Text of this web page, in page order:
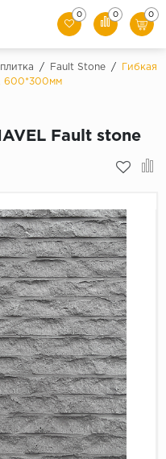
0 0 0
/ Fault Stone /
Гибкая
600*300мм
Fault stone